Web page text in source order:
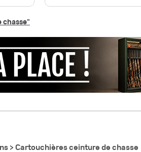
chasse"
> Cartouchières ceinture de chasse